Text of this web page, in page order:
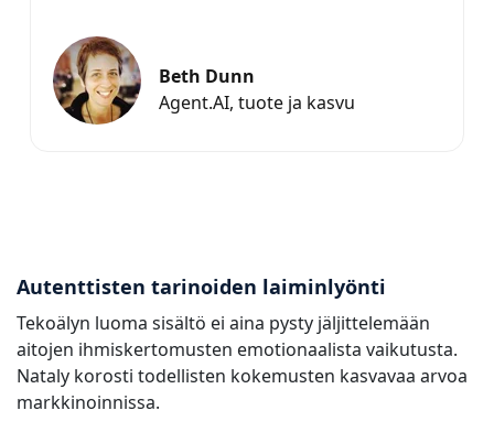
Beth Dunn
Agent.AI, tuote ja kasvu
Autenttisten tarinoiden laiminlyönti
Tekoälyn luoma sisältö ei aina pysty jäljittelemään
aitojen ihmiskertomusten emotionaalista vaikutusta.
Nataly korosti todellisten kokemusten kasvavaa arvoa
markkinoinnissa.